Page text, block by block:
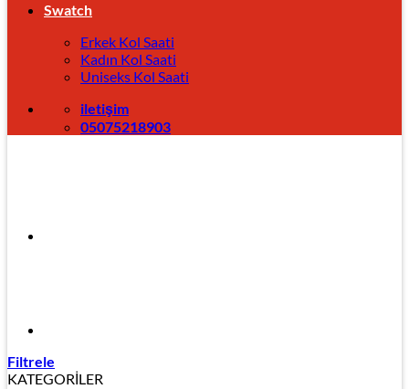
Swatch
Erkek Kol Saati
Kadın Kol Saati
Uniseks Kol Saati
iletişim
05075218903
Filtrele
KATEGORİLER